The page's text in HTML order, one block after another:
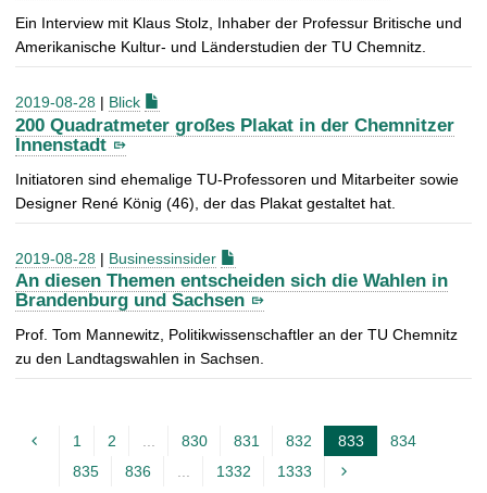
Ein Interview mit Klaus Stolz, Inhaber der Professur Britische und
Amerikanische Kultur- und Länderstudien der TU Chemnitz.
2019-08-28 | Blick
200 Quadratmeter großes Plakat in der Chemnitzer
Innenstadt
Initiatoren sind ehemalige TU-Professoren und Mitarbeiter sowie
Designer René König (46), der das Plakat gestaltet hat.
2019-08-28 | Businessinsider
An diesen Themen entscheiden sich die Wahlen in
Brandenburg und Sachsen
Prof. Tom Mannewitz, Politikwissenschaftler an der TU Chemnitz
zu den Landtagswahlen in Sachsen.
1 2 ... 830 831 832 833
834
835
836 ... 1332 1333